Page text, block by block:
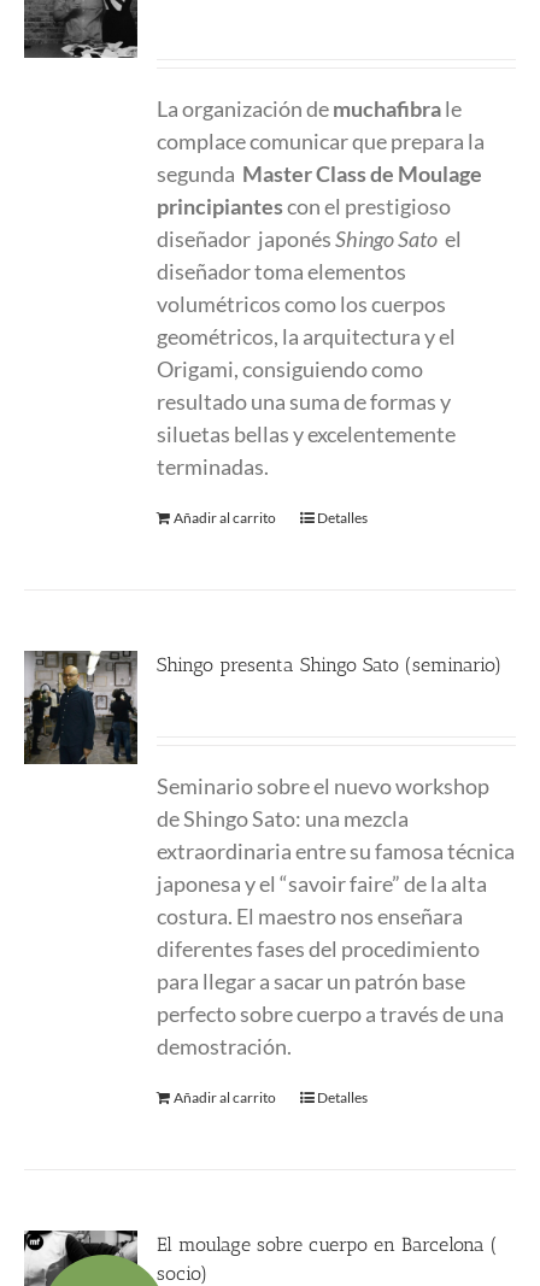
La organización demuchafibrale
complace comunicar que prepara la
segunda Master Classde Moulage
principiantescon el prestigioso
diseñador japonésShingo Sato el
diseñador toma elementos
volumétricos como los cuerpos
geométricos, la arquitectura y el
Origami, consiguiendo como
resultado una suma de formas y
siluetas bellas y excelentemente
terminadas.
Añadir al carrito Detalles
Shingo presenta Shingo Sato (seminario)
Seminario sobre el nuevo workshop
de Shingo Sato: una mezcla
extraordinaria entre su famosa técnica
japonesa y el “savoir faire” de la alta
costura. El maestro nos enseñara
diferentes fases del procedimiento
para llegar a sacar un patrón base
perfecto sobre cuerpo a través de una
demostración.
Añadir al carrito Detalles
El moulage sobre cuerpo en Barcelona (
socio)